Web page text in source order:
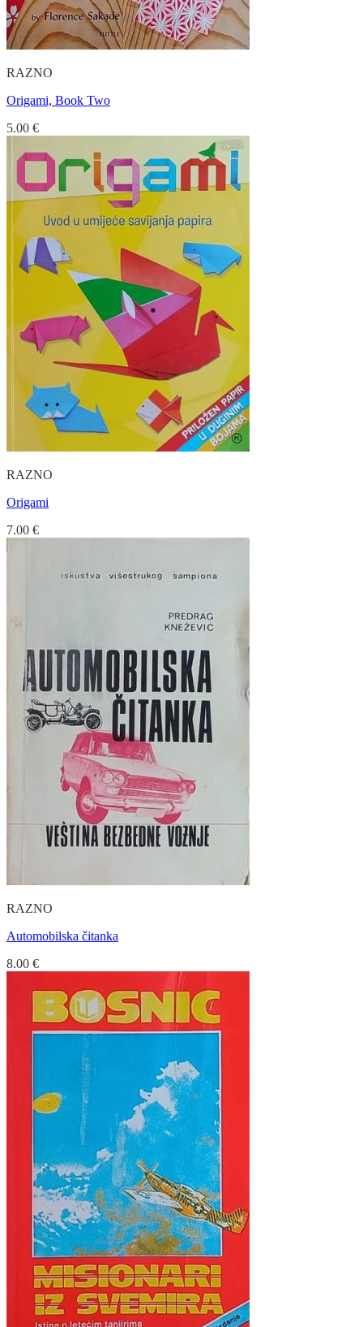
RAZNO
Origami, Book Two
5.00 €
RAZNO
Origami
7.00 €
RAZNO
Automobilska čitanka
8.00 €